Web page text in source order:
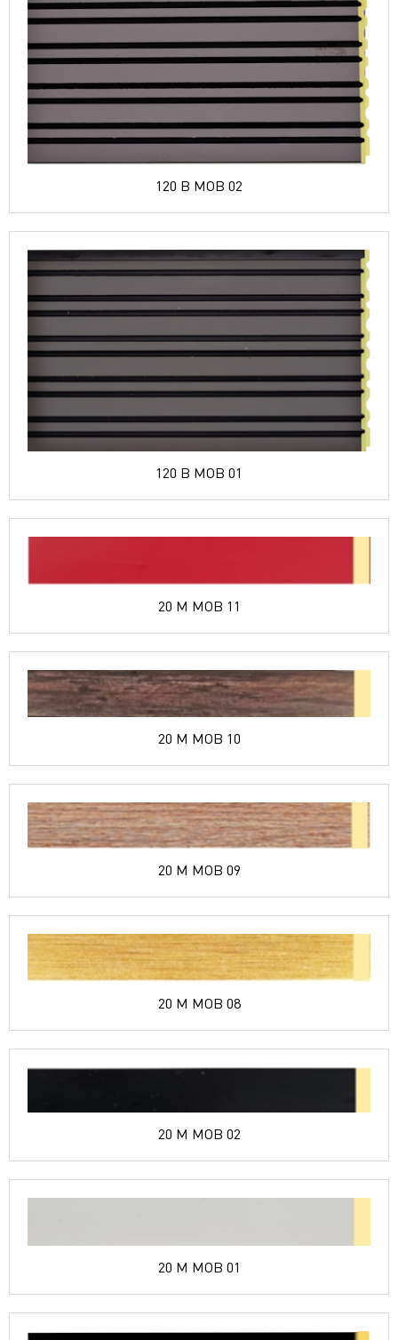
120 B MOB 02
120 B MOB 01
20 M MOB 11
20 M MOB 10
20 M MOB 09
20 M MOB 08
20 M MOB 02
20 M MOB 01